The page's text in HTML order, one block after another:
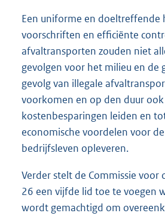
Een uniforme en doeltreffende
voorschriften en efficiënte
afvaltransporten zouden niet
gevolgen voor het milieu en de
gevolg van illegale
voorkomen en op den duur
kostenbesparingen leiden en
economische voordelen voor
bedrijfsleven opleveren.
Verder stelt de Commissie voor
26 een vijfde lid toe te voegen
wordt gemachtigd om